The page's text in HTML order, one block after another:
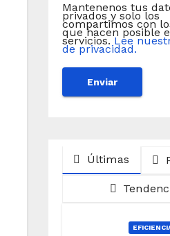
Mantenenos tus
privados y solo los
compartimos con
que hacen posible
servicios. Lee
de privacidad.
Últimas